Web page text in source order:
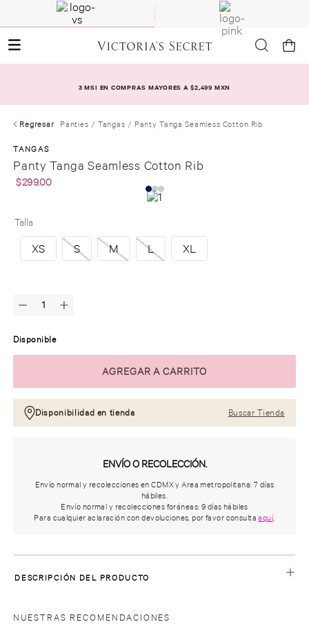
3 MSI EN COMPRAS MAYORES A $2,499 MXN
Regresar Panties Tangas Panty Tanga Seamless Cotton Rib
TANGAS
Panty Tanga Seamless Cotton Rib
$299.00
Talla
XS S M L XL
Disponible
Disponibilidad en tienda Buscar Tienda
ENVÍO O RECOLECCIÓN.
Envío normal y recolecciones en CDMX y Area metropolitana: 7 días
hábiles.
Envío normal y recolecciones foráneas: 9 días hábiles
Para cualquier aclaración con devoluciones, por favor consultaaquí.
DESCRIPCIÓN DEL PRODUCTO
NUESTRAS RECOMENDACIONES